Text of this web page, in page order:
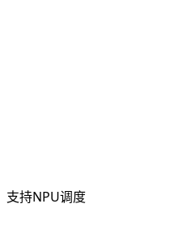
支持NPU调度